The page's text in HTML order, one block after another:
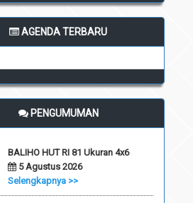
AGENDA TERBARU
PENGUMUMAN
BALIHO HUT RI 81 Ukuran 4x6
5 Agustus 2026
Selengkapnya >>